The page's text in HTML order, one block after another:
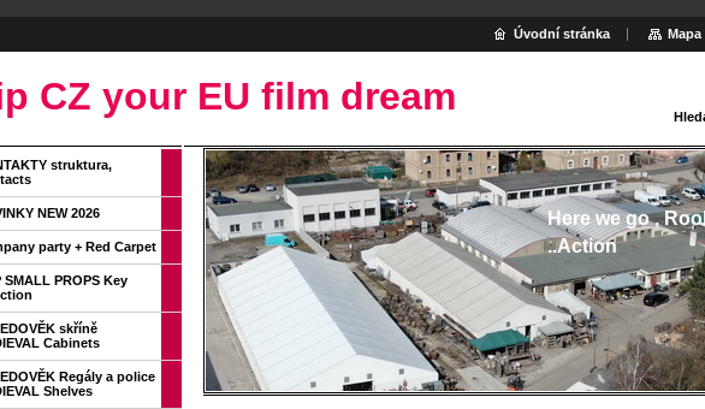
CZ your EU film dream
Here we go ,
..Action
struktura,
NEW 2026
party + Red Carpet
SMALL PROPS Key
skříně
Cabinets
Regály a police
Shelves
Úvodní stránka